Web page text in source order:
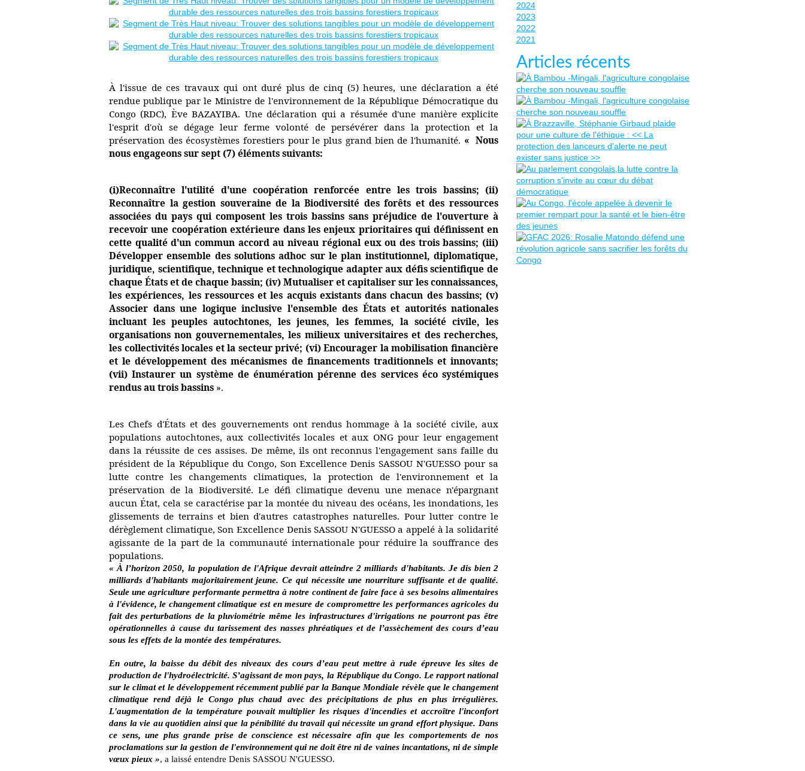
À l'issue de ces travaux qui ont duré plus de cinq (5) heures, une déclaration a été
rendue publique par le Ministre de l'environnement de la République Démocratique du
Congo (RDC), Ève BAZAYIBA. Une déclaration qui a résumée d'une manière explicite
l'esprit d'où se dégage leur ferme volonté de persévérer dans la protection et la
préservation des écosystèmes forestiers pour le plus grand bien de l'humanité. « Nous
nous engageons sur sept (7) éléments suivants:
(i)Reconnaître l'utilité d'une coopération renforcée entre les trois bassins; (ii)
Reconnaître la gestion souveraine de la Biodiversité des forêts et des ressources
associées du pays qui composent les trois bassins sans préjudice de l'ouverture à
recevoir une coopération extérieure dans les enjeux prioritaires qui définissent en
cette qualité d'un commun accord au niveau régional eux ou des trois bassins; (iii)
Développer ensemble des solutions adhoc sur le plan institutionnel, diplomatique,
juridique, scientifique, technique et technologique adapter aux défis scientifique de
chaque États et de chaque bassin; (iv) Mutualiser et capitaliser sur les connaissances,
les expériences, les ressources et les acquis existants dans chacun des bassins; (v)
Associer dans une logique inclusive l'ensemble des États et autorités nationales
incluant les peuples autochtones, les jeunes, les femmes, la société civile, les
organisations non gouvernementales, les milieux universitaires et des recherches,
les collectivités locales et la secteur privé; (vi) Encourager la mobilisation financière
et le développement des mécanismes de financements traditionnels et innovants;
(vii) Instaurer un système de énumération pérenne des services éco systémiques
rendus au trois bassins ».
Les Chefs d'États et des gouvernements ont rendus hommage à la société civile, aux
populations autochtones, aux collectivités locales et aux ONG pour leur engagement
dans la réussite de ces assises. De même, ils ont reconnus l'engagement sans faille du
président de la République du Congo, Son Excellence Denis SASSOU N'GUESSO pour sa
lutte contre les changements climatiques, la protection de l'environnement et la
préservation de la Biodiversité. Le défi climatique devenu une menace n'épargnant
aucun État, cela se caractérise par la montée du niveau des océans, les inondations, les
glissements de terrains et bien d'autres catastrophes naturelles. Pour lutter contre le
dérèglement climatique, Son Excellence Denis SASSOU N'GUESSO a appelé à la solidarité
agissante de la part de la communauté internationale pour réduire la souffrance des
populations.
« À l’horizon 2050, la population de l'Afrique devrait atteindre 2 milliards d'habitants. Je dis bien 2
milliards d'habitants majoritairement jeune. Ce qui nécessite une nourriture suffisante et de qualité.
Seule une agriculture performante permettra à notre continent de faire face à ses besoins alimentaires
à l'évidence, le changement climatique est en mesure de compromettre les performances agricoles du
fait des perturbations de la pluviométrie même les infrastructures d'irrigations ne pourront pas être
opérationnelles à cause du tarissement des nasses phréatiques et de l’assèchement des cours d’eau
sous les effets de la montée des températures.
En outre, la baisse du débit des niveaux des cours d’eau peut mettre à rude épreuve les sites de
production de l'hydroélectricité. S’agissant de mon pays, la République du Congo. Le rapport national
sur le climat et le développement récemment publié par la Banque Mondiale révèle que le changement
climatique rend déjà le Congo plus chaud avec des précipitations de plus en plus irrégulières.
L'augmentation de la température pouvait multiplier les risques d'incendies et accroître l'inconfort
dans la vie au quotidien ainsi que la pénibilité du travail qui nécessite un grand effort physique. Dans
ce sens, une plus grande prise de conscience est nécessaire afin que les comportements de nos
proclamations sur la gestion de l'environnement qui ne doit être ni de vaines incantations, ni de simple
vœux pieux », a laissé entendre Denis SASSOU N'GUESSO.
2024
2023
2022
2021
Articles récents